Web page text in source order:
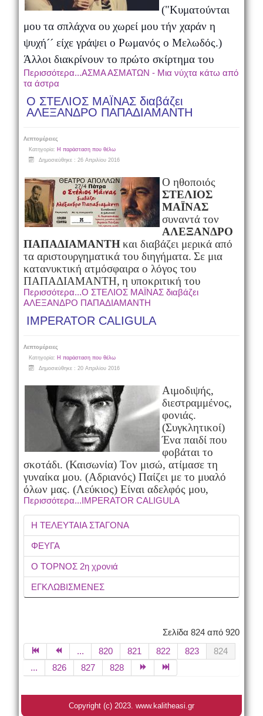
("Κυματούνται
μου τα σπλάχνα ου χωρεί μου τήν χαράν η
ψυχή´´ είχε γράψει ο Ρωμανός ο Μελωδός.)
Άλλοι διακρίνουν το πρώτο σκίρτημα του
Περισσότερα...ΑΣΜΑ ΑΣΜΑΤΩΝ - Μια νύχτα κάτω από
τα άστρα
Ο ΣΤΕΛΙΟΣ ΜΑΪΝΑΣ διαβάζει
ΑΛΕΞΑΝΔΡΟ ΠΑΠΑΔΙΑΜΑΝΤΗ
Λεπτομέρειες
Κατηγορία: Η παράσταση που θέλω
Δημοσιεύθηκε : 26 Απριλίου 2016
Ο ηθοποιός
ΣΤΕΛΙΟΣ
ΜΑΪΝΑΣ
συναντά τον
ΑΛΕΞΑΝΔΡΟ
ΠΑΠΑΔΙΑΜΑΝΤΗκαι διαβάζει μερικά από
τα αριστουργηματικά του διηγήματα. Σε μια
κατανυκτική ατμόσφαιρα ο λόγος του
ΠΑΠΑΔΙΑΜΑΝΤΗ, η υποκριτική του
Περισσότερα...Ο ΣΤΕΛΙΟΣ ΜΑΪΝΑΣ διαβάζει
ΑΛΕΞΑΝΔΡΟ ΠΑΠΑΔΙΑΜΑΝΤΗ
IMPERATOR CALIGULA
Λεπτομέρειες
Κατηγορία: Η παράσταση που θέλω
Δημοσιεύθηκε : 20 Απριλίου 2016
Αιμοδιψής,
διεστραμμένος,
φονιάς.
(Συγκλητικοί)
Ένα παιδί που
φοβάται το
σκοτάδι. (Καισωνία) Τον μισώ, ατίμασε τη
γυναίκα μου. (Αδριανός) Παίζει με το μυαλό
όλων μας. (Λεύκιος) Είναι αδελφός μου,
Περισσότερα...IMPERATOR CALIGULA
Η ΤΕΛΕΥΤΑΙΑ ΣΤΑΓΟΝΑ
ΦΕΥΓΑ
Ο ΤΟΡΝΟΣ 2η χρονιά
ΕΓΚΛΩΒΙΣΜΕΝΕΣ
Σελίδα 824 από 920
...
820 821 822 823
824
...
826 827 828
Copyright (c) 2023. www.kalitheasi.gr